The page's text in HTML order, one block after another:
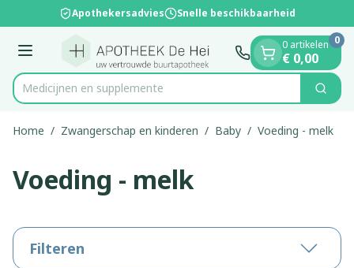
Ga naar de inhoud
1 van 1 Apothekersadvies Snelle beschikbaarheid
Menu
Product, merk, categorie...
Med Zoek
0 artikelen
€ 0,00
0
Home / Zwangerschap en kinderen / Baby / Voeding - melk
Voeding - melk
Filteren